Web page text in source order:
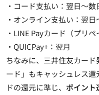
・コード支払い：翌日～数
・オンライン支払い：翌
・LINE Payカード（プリ
・QUICPay+：翌月
ちなみに、三井住友カード
ード」もキャッシュレス
ドの還元に準じ、 ポイント